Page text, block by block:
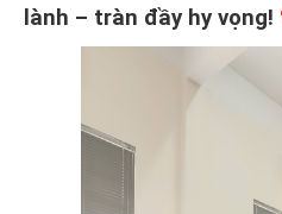
lành – tràn đầy hy vọng!